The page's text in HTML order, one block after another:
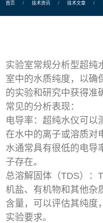
首页 / 技术资讯 / 技术文章 /
实验室常规分析型超纯
室中的水质纯度，以确
的实验和研究中获得准
常见的分析表现：
电导率：超纯水仪可以
在水中的离子或溶质对
水通常具有很低的电导
子存在。
总溶解固体（TDS）：
机盐、有机物和其他杂
含量，可以评估其纯度
实验要求。